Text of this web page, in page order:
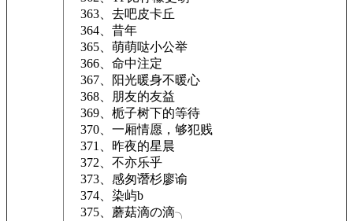
363、去吧皮卡丘
364、昔年
365、萌萌哒小公举
366、命中注定
367、阳光暖身不暖心
368、朋友的友益
369、栀子树下的等待
370、一厢情愿，够犯贱
371、昨夜的星晨
372、不亦乐乎
373、感匆谮杉廖谕
374、染屿b
375、蘑菇滴の滴╮